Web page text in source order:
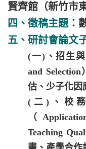
賢齊館（新竹市
四、徵稿主題：
五、研討會論文
(一)、招生與
and
估、少子化因
(二)、校
（
Teaching